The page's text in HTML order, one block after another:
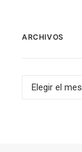
ARCHIVOS
Archivos